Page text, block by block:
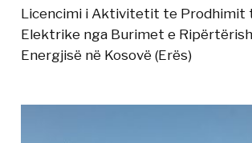
Licencimi i Aktivitetit te Prodhimit
Elektrike nga Burimet e
Energjisë në Kosovë (Erës)